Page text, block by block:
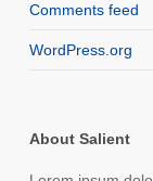
Comments feed
WordPress.org
About Salient